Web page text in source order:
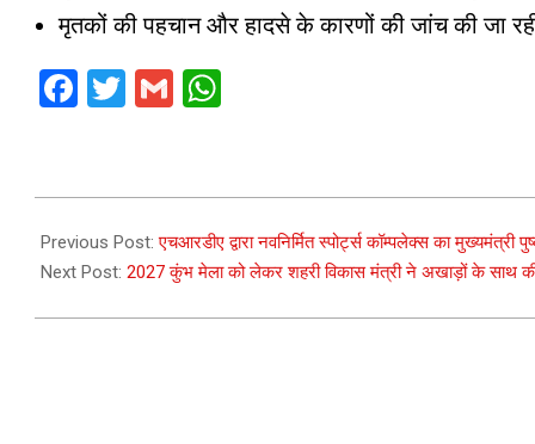
मृतकों की पहचान और हादसे के कारणों की जांच की जा
Facebook
Twitter
Gmail
06-
29
Previous Post:एचआरडीए द्वारा नवनिर्मित स्पोर्ट्स कॉम्पलेक्स का मुख्यमंत्री
Next Post: 2027 कुंभ मेला को लेकर शहरी विकास मंत्री ने अखाड़ों के साथ